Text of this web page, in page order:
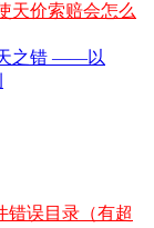
天价索赔会怎么
之错 ——以
错误目录（有超